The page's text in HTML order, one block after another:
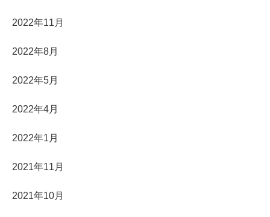
2022年11月
2022年8月
2022年5月
2022年4月
2022年1月
2021年11月
2021年10月